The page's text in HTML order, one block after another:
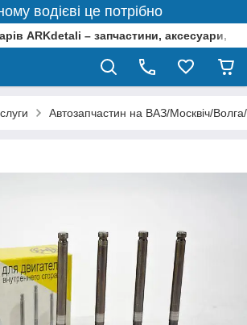
водієві це потрібно
ARKdetali – запчастини, аксесуари,
Автозапчастин на ВАЗ/Москвіч/